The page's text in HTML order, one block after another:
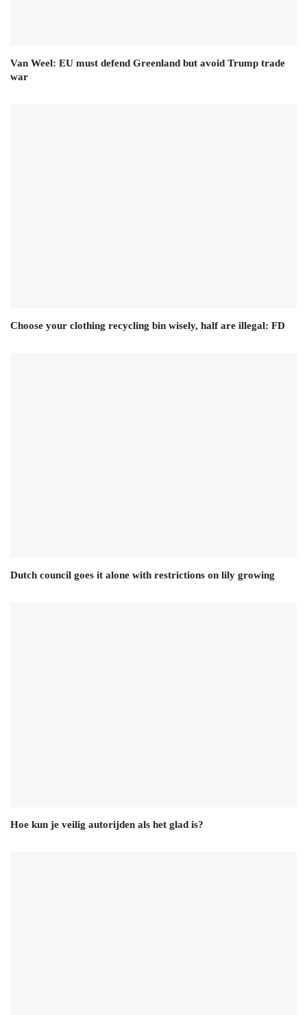
Van Weel: EU must defend Greenland but avoid Trump trade
war
Choose your clothing recycling bin wisely, half are illegal: FD
Dutch council goes it alone with restrictions on lily growing
Hoe kun je veilig autorijden als het glad is?